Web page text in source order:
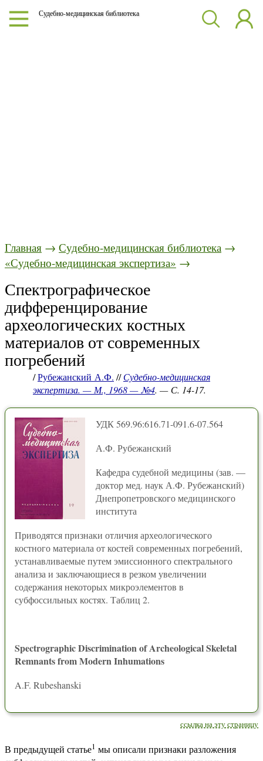
Судебно-медицинская библиотека
Главная → Судебно-медицинская библиотека →
«Судебно-медицинская экспертиза» →
Спектрографическое
дифференцирование
археологических костных
материалов от современных
погребений
/Рубежанский А.Ф. //Судебно-медицинская
экспертиза. — М., 1968 — №4. — С. 14-17.
УДК 569.96:616.71-091.6-07.564
А.Ф. Рубежанский
Кафедра судебной медицины (зав. —
доктор мед. наук А.Ф. Рубежанский)
Днепропетровского медицинского
института
Приводятся признаки отличия археологического
костного материала от костей современных погребений,
устанавливаемые путем эмиссионного спектрального
анализа и заключающиеся в резком увеличении
содержания некоторых микроэлементов в
субфоссильных костях. Таблиц 2.
Spectrographic Discrimination of Archeological Skeletal
Remnants from Modern Inhumations
A.F. Rubeshanski
ссылка на эту страницу
В предыдущей статье1 мы описали признаки разложения